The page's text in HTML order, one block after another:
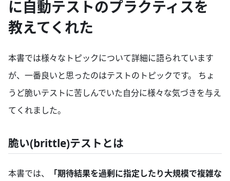
に自動テストのプラクティスを
教えてくれた
本書では様々なトピックについて詳細に語られています
が、一番良いと思ったのはテストのトピックです。 ちょ
うど脆いテストに苦しんでいた自分に様々な気づきを与え
てくれました。
脆い(brittle)テストとは
本書では、
「期待結果を過剰に指定したり大規模で複雑な